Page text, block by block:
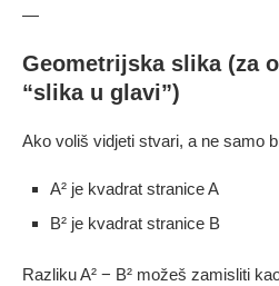
—
Geometrijska slika (za
“slika u glavi”)
Ako voliš vidjeti stvari, a ne samo
A² je kvadrat stranice A
B² je kvadrat stranice B
Razliku A² − B² možeš zamisliti